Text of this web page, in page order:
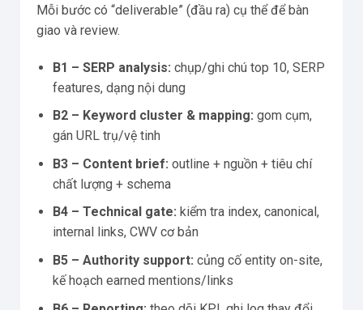
Mỗi bước có “deliverable” (đầu ra) cụ thể để bàn
giao và review.
B1 – SERP analysis: chụp/ghi chú top 10, SERP
features, dạng nội dung
B2 – Keyword cluster & mapping: gom cụm,
gán URL trụ/vệ tinh
B3 – Content brief: outline + nguồn + tiêu chí
chất lượng + schema
B4 – Technical gate: kiểm tra index, canonical,
internal links, CWV cơ bản
B5 – Authority support: củng cố entity on-site,
kế hoạch earned mentions/links